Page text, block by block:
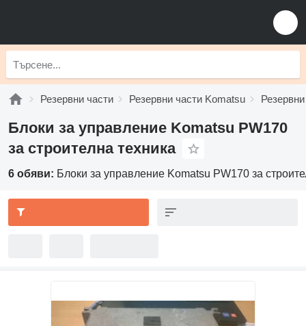
Резервни части Резервни части Komatsu
Блоки за управление Komatsu PW170
за строителна техника
6 обяви: Блоки за управление Komatsu PW170 за